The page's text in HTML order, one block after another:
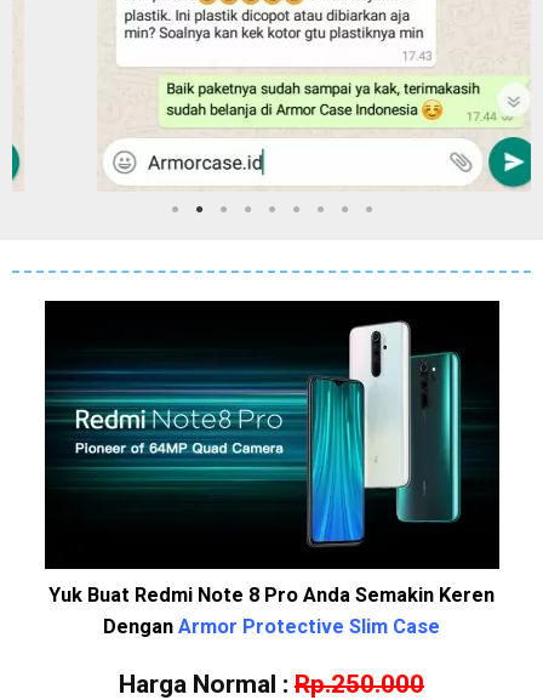
Yuk Buat Redmi Note 8 Pro Anda Semakin Keren
Dengan Armor Protective Slim Case
Harga Normal : Rp.250.000